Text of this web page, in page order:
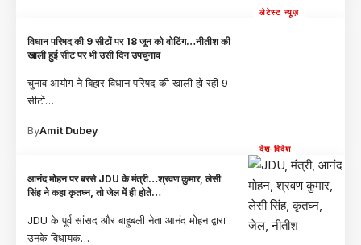
लेटेस्ट न्यूज़
देश-विदेश
विधान परिषद की 9 सीटों पर 18 जून को वोटिंग…नीतीश की
खाली हुई सीट पर भी उसी दिन उपचुनाव
चुनाव आयोग ने बिहार विधान परिषद की खाली हो रही 9
सीटों…
ByAmit Dubey
आनंद मोहन पर बरसे JDU के मंत्री…श्रवण कुमार, लेसी
सिंह ने कहा कृतघ्न, तो जेल में ही होते…
JDU के पूर्व सांसद और बाहुबली नेता आनंद मोहन द्वारा
उनके विधायक…